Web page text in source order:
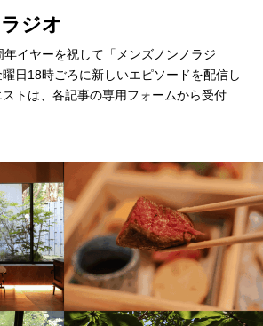
ジオ
イヤーを祝して「メンズノンノラジ
日18時ごろに新しいエピソードを配信し
トは、各記事の専用フォームから受付